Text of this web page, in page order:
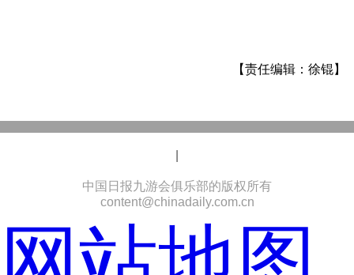
【责任编辑：徐锟】
中国日报九游会俱乐部的版权所有
content@chinadaily.com.cn